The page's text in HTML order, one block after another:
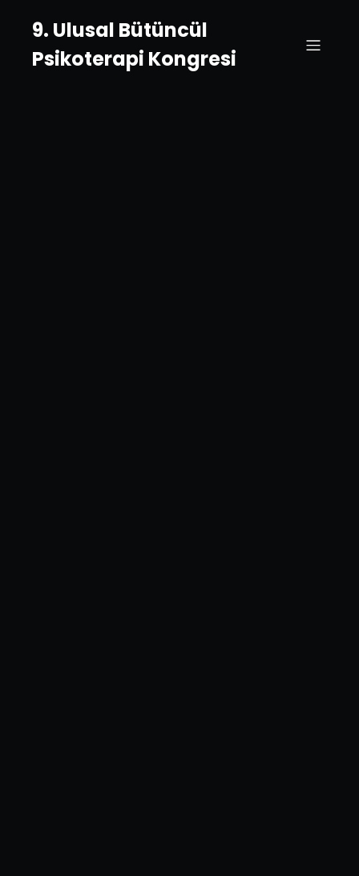
9. Ulusal Bütüncül
Psikoterapi Kongresi